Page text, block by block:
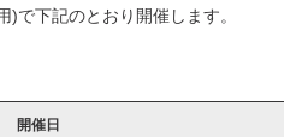
で下記のとおり開催します。
開催日